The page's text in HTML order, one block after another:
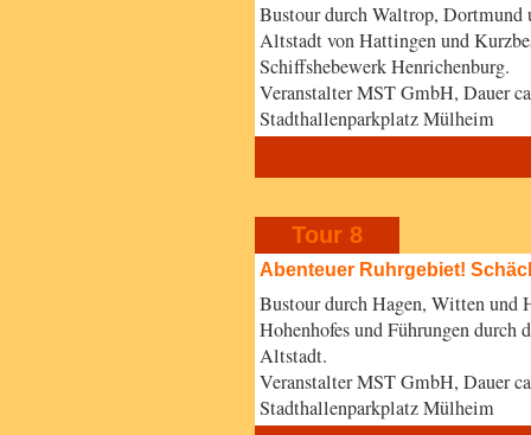
Bustour durch Waltrop,
Altstadt von Hattingen und
Schiffshebewerk Henrichenburg.
Veranstalter MST GmbH, Dauer
Stadthallenparkplatz Mülheim
Tour 8
Abenteuer Ruhrgebiet!
Bustour durch Hagen, Witten und
Hohenhofes und Führungen
Altstadt.
Veranstalter MST GmbH, Dauer
Stadthallenparkplatz Mülheim